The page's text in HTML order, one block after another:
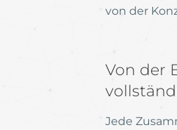
von der
Von der
Jede